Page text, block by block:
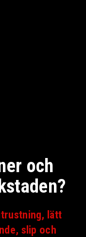
och
lätt
slip och